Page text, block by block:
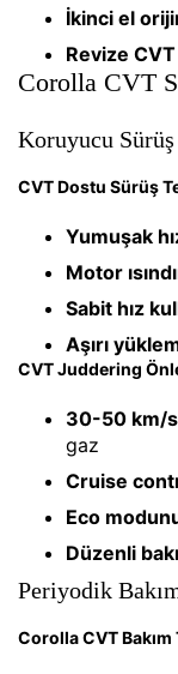
İkinci el
Revize
Corolla CVT
Koruyucu Sürüş
CVT Dostu Sürüş
Yumuşak
Motor
Sabit hız
Aşırı
CVT Juddering
30-50 km/s
gaz
Cruise
Eco
Düzenli
Periyodik
Corolla CVT Bakım